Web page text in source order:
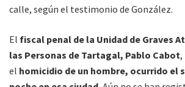
calle, según el testimonio de González.
El fiscal penal de la Unidad de Graves
las Personas de Tartagal, Pablo Cabot,
el homicidio de un hombre, ocurrido el